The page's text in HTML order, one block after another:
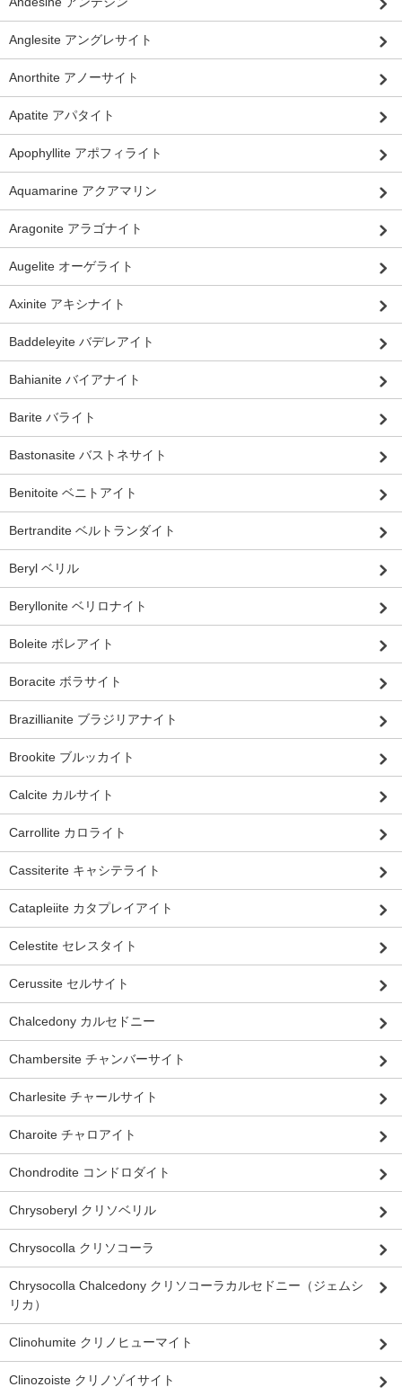
Anglesite アングレサイト
Anorthite アノーサイト
Apatite アパタイト
Apophyllite アポフィライト
Aquamarine アクアマリン
Aragonite アラゴナイト
Augelite オーゲライト
Axinite アキシナイト
Baddeleyite バデレアイト
Bahianite バイアナイト
Barite バライト
Bastonasite バストネサイト
Benitoite ベニトアイト
Bertrandite ベルトランダイト
Beryl ベリル
Beryllonite ベリロナイト
Boleite ボレアイト
Boracite ボラサイト
Brazillianite ブラジリアナイト
Brookite ブルッカイト
Calcite カルサイト
Carrollite カロライト
Cassiterite キャシテライト
Catapleiite カタプレイアイト
Celestite セレスタイト
Cerussite セルサイト
Chalcedony カルセドニー
Chambersite チャンバーサイト
Charlesite チャールサイト
Charoite チャロアイト
Chondrodite コンドロダイト
Chrysoberyl クリソベリル
Chrysocolla クリソコーラ
Chrysocolla Chalcedony クリソコーラカルセドニー（ジェムシ
リカ）
Clinohumite クリノヒューマイト
Clinozoiste クリノゾイサイト